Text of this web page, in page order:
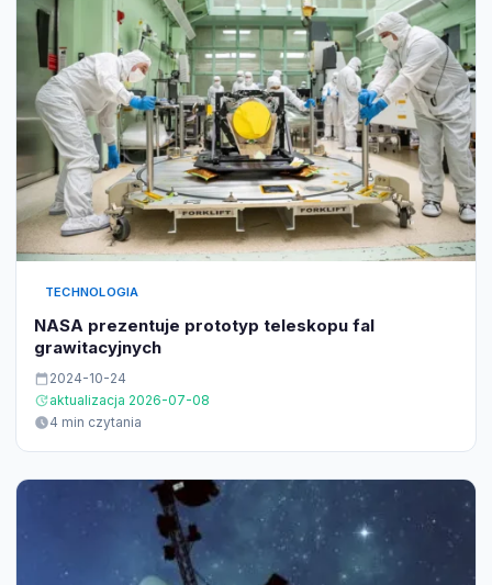
TECHNOLOGIA
NASA prezentuje prototyp teleskopu fal
grawitacyjnych
2024-10-24
aktualizacja 2026-07-08
4 min czytania